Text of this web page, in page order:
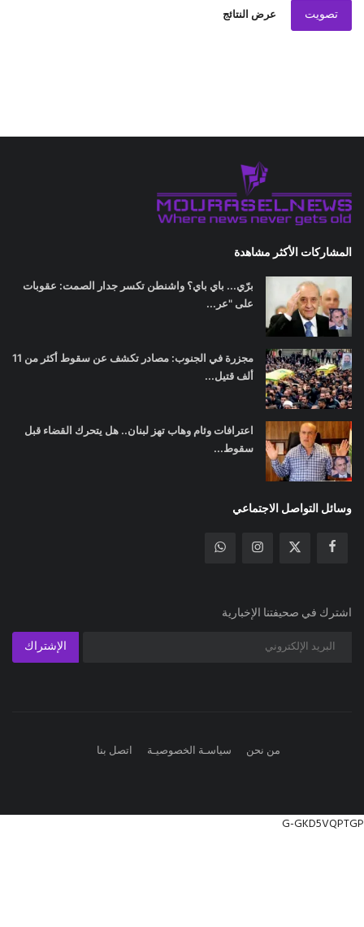
تصويت عرض النتائج
المشاركات الأكثر مشاهدة
برّي... باي باي؟ واشنطن تكسر جدار الصمت: عقوبات
على "عر...
مجزرة في الجنوب: مصادر تكشف عن سقوط أكثر من 11
ألف قتيل...
اعترافات وئام وهاب تهز لبنان.. هل يتحرك القضاء قبل
سقوط...
وسائل التواصل الاجتماعي
اشترك في صحيفتنا الإخبارية
الإشتراك
من نحن سياسـة الخصوصيـة اتصل بنا
G-GKD5VQPTGP